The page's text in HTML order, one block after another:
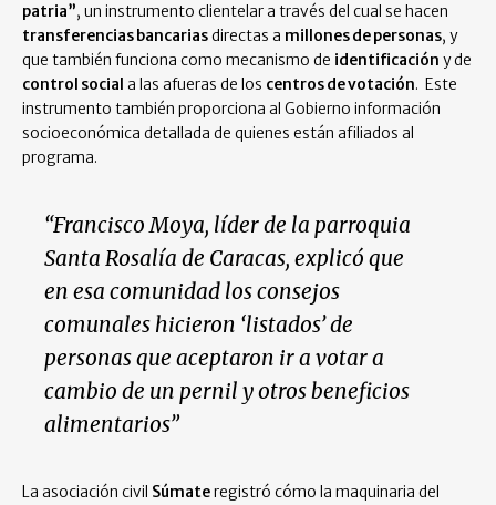
patria”, un instrumento clientelar a través del cual se hacen
transferencias bancariasdirectas a millones de personas, y
que también funciona como mecanismo de identificación y de
control social a las afueras de los centros de votación. Este
instrumento también proporciona al Gobierno información
socioeconómica detallada de quienes están afiliados al
programa.
“Francisco Moya, líder de la parroquia
Santa Rosalía de Caracas, explicó que
en esa comunidad los consejos
comunales hicieron ‘listados’ de
personas que aceptaron ir a votar a
cambio de un pernil y otros beneficios
alimentarios”
La asociación civil Súmateregistró cómo la maquinaria del